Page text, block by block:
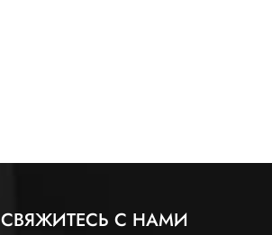
СВЯЖИТЕСЬ С НАМИ